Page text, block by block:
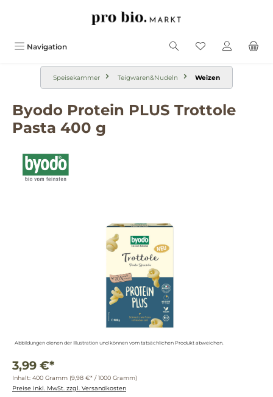
Navigation
Speisekammer Teigwaren&Nudeln Weizen
Byodo Protein PLUS Trottole
Pasta 400 g
Abbildungen dienen der Illustration und können vom tatsächlichen Produkt abweichen.
3,99 €*
Inhalt: 400 Gramm (9,98 €* / 1000 Gramm)
Preise inkl. MwSt. zzgl. Versandkosten